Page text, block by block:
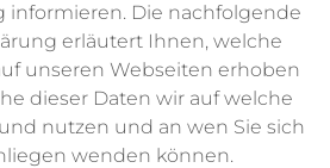
informieren. Die nachfolgende
erläutert Ihnen, welche
unseren Webseiten erhoben
dieser Daten wir auf welche
nutzen und an wen Sie sich
wenden können.